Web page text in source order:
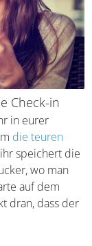
Check-in
in eurer
die teuren
speichert
Drucker, wo
auf
dran,